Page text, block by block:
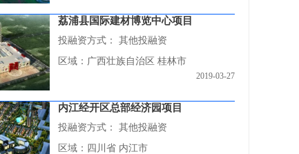
荔浦县国际建材博览中心项目
投融资方式：
其他投融资
区域：广西壮族自治区 桂林市
2019-03-27
内江经开区总部经济园项目
投融资方式：
其他投融资
区域：四川省 内江市